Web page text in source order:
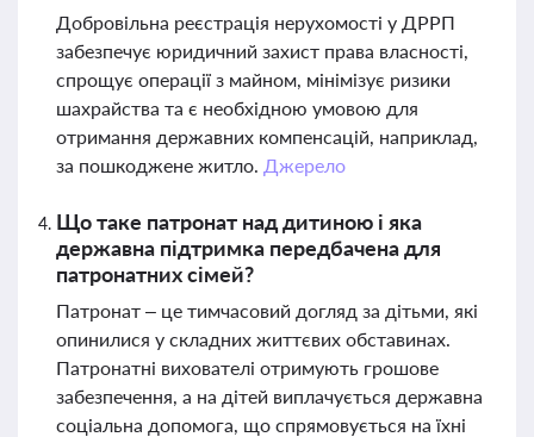
Добровільна реєстрація нерухомості у ДРРП
забезпечує юридичний захист права власності,
спрощує операції з майном, мінімізує ризики
шахрайства та є необхідною умовою для
отримання державних компенсацій, наприклад,
за пошкоджене житло. Джерело
Що таке патронат над дитиною і яка
державна підтримка передбачена для
патронатних сімей?
Патронат – це тимчасовий догляд за дітьми, які
опинилися у складних життєвих обставинах.
Патронатні вихователі отримують грошове
забезпечення, а на дітей виплачується державна
соціальна допомога, що спрямовується на їхні